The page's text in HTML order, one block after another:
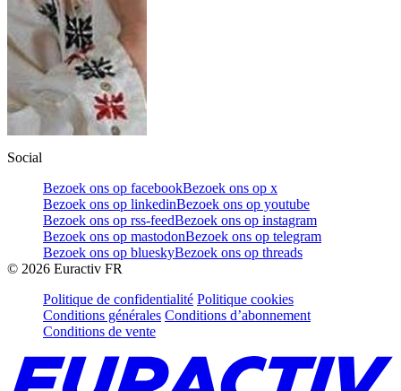
Social
Bezoek ons op facebookBezoek ons op x
Bezoek ons op linkedinBezoek ons op youtube
Bezoek ons op rss-feedBezoek ons op instagram
Bezoek ons op mastodonBezoek ons op telegram
Bezoek ons op blueskyBezoek ons op threads
© 2026 Euractiv FR
Politique de confidentialité Politique cookies
Conditions générales Conditions d’abonnement
Conditions de vente